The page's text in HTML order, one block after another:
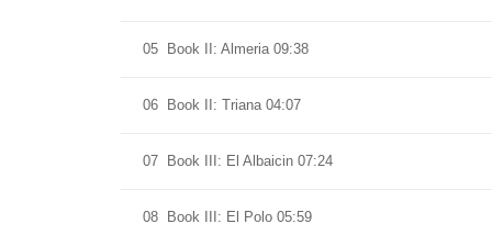
05 Book II: Almeria 09:38
06 Book II: Triana 04:07
07 Book III: El Albaicin 07:24
08 Book III: El Polo 05:59